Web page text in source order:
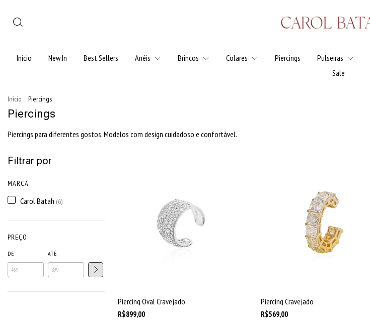
Início New In Best Sellers Anéis Brincos Colares Piercings Pulseiras
Sale
Início . Piercings
Piercings
Piercings para diferentes gostos. Modelos com design cuidadoso e confortável.
Filtrar por
MARCA
Carol Batah (6)
PREÇO
DE ATÉ
Piercing Oval Cravejado
R$899,00
Piercing Cravejado
R$569,00